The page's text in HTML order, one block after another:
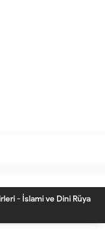
- İslami ve Dini Rüya